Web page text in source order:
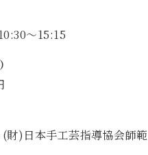
～15:15
財)日本手工芸指導協会師範